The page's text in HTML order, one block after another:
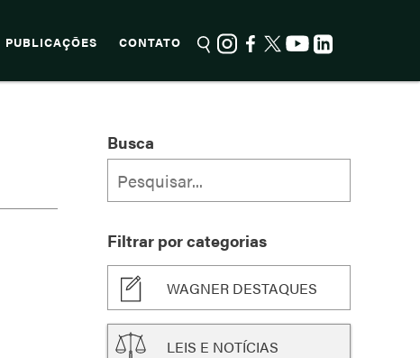
PUBLICAÇÕES CONTATO
Busca
Filtrar por categorias
WAGNER DESTAQUES
LEIS E NOTÍCIAS